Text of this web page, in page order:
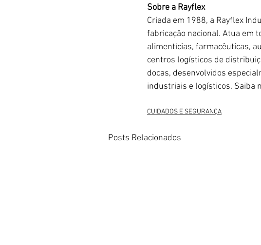
Sobre a Rayflex
Criada em 1988, a Rayflex
fabricação nacional. Atua em
alimentícias, farmacêuticas,
centros logísticos de
docas, desenvolvidos
industriais e logísticos. Saiba
CUIDADOS E SEGURANÇA
Posts Relacionados